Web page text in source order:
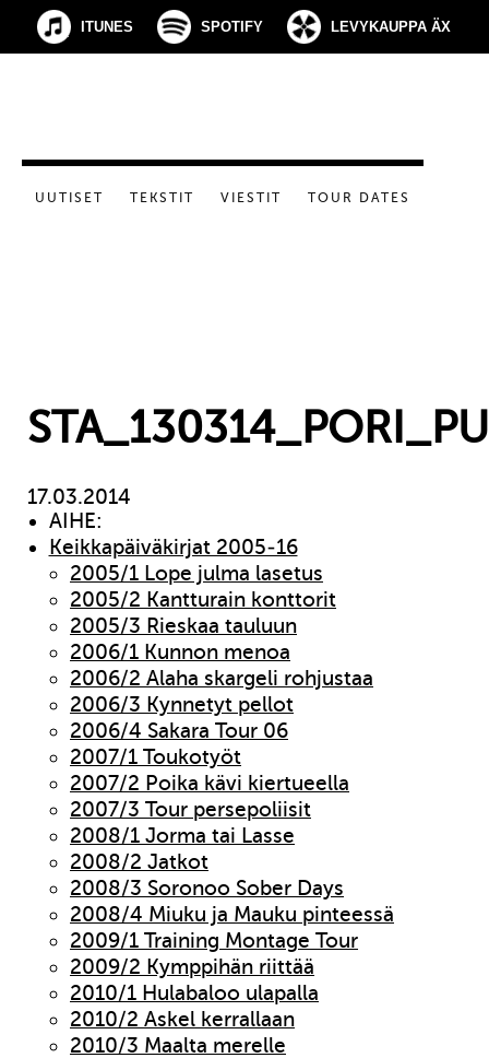
ITUNES SPOTIFY LEVYKAUPPA ÄX
UUTISET TEKSTIT VIESTIT TOUR DATES
17.03.2014
AIHE:
Keikkapäiväkirjat 2005-16
2005/1 Lope julma lasetus
2005/2 Kantturain konttorit
2005/3 Rieskaa tauluun
2006/1 Kunnon menoa
2006/2 Alaha skargeli rohjustaa
2006/3 Kynnetyt pellot
2006/4 Sakara Tour 06
2007/1 Toukotyöt
2007/2 Poika kävi kiertueella
2007/3 Tour persepoliisit
2008/1 Jorma tai Lasse
2008/2 Jatkot
2008/3 Soronoo Sober Days
2008/4 Miuku ja Mauku pinteessä
2009/1 Training Montage Tour
2009/2 Kymppihän riittää
2010/1 Hulabaloo ulapalla
2010/2 Askel kerrallaan
2010/3 Maalta merelle